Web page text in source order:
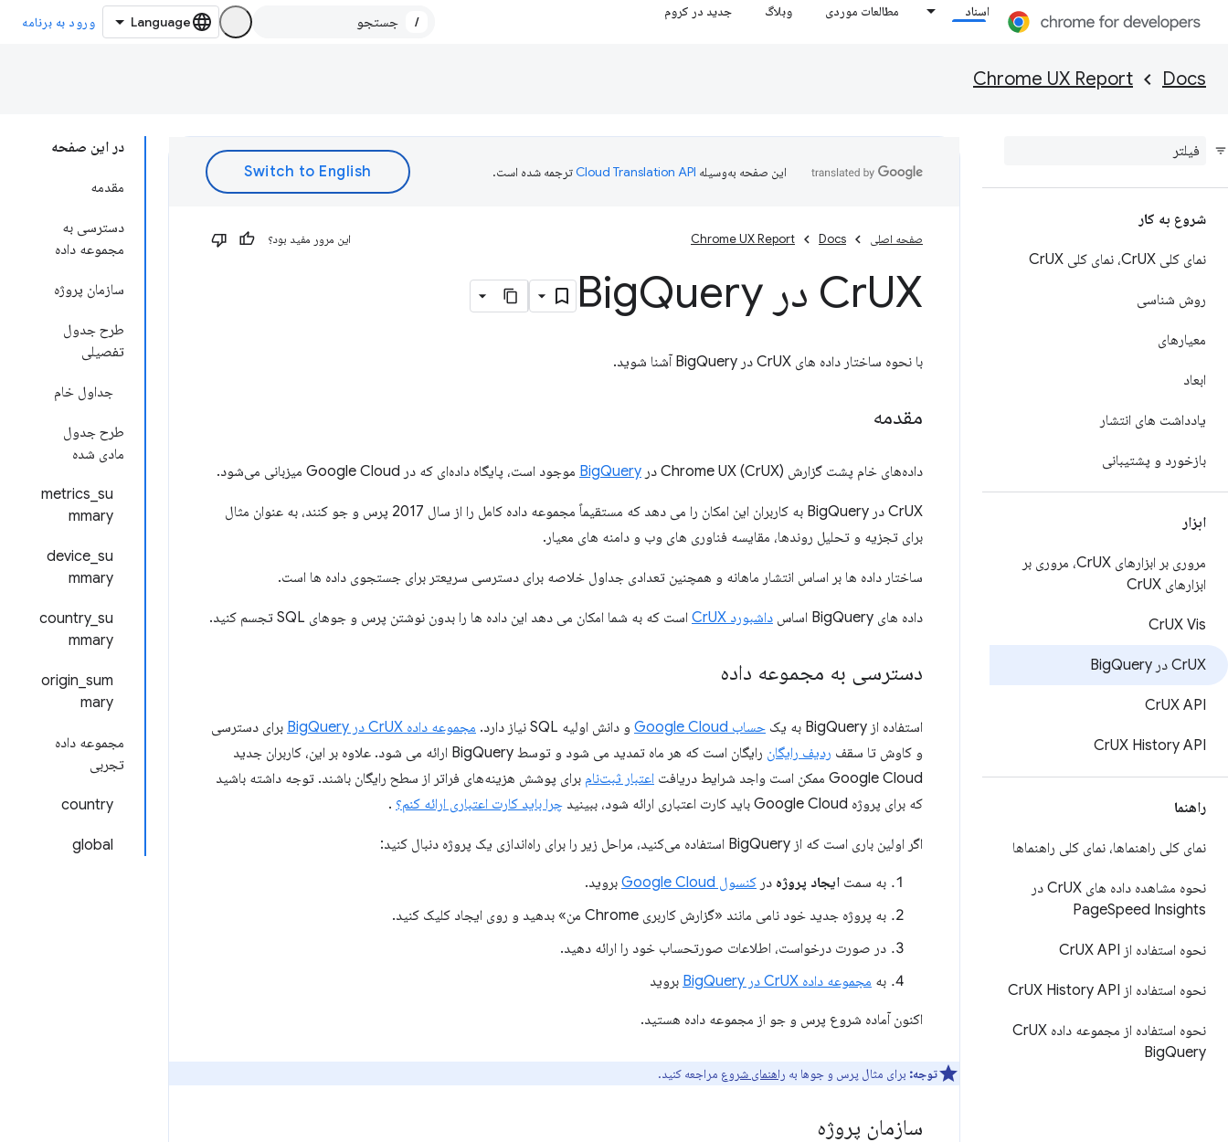
اسناد مطالعات موردی وبلاگ جدید در کروم
/ ورود به برنامه
Docs
Chrome UX Report
شروع به کار
نمای کلی Cr UX، نمای کلی Cr UX
روش شناسی
معیارهای
ابعاد
یادداشت های انتشار
بازخورد و پشتیبانی
ابزار
مروری بر ابزارهای Cr
UX، مروری بر
ابزارهای Cr UX
CrUX Vis
CrUX در Big Query
CrUX API
CrUX History API
راهنما
نمای کلی راهنماها، نمای کلی راهنماها
نحوه مشاهده داده های Cr
UX در
PageSpeed ​​Insights
نحوه استفاده از Cr UX API
نحوه استفاده از Cr UX History API
نحوه استفاده از مجموعه داده Cr UX
BigQuery
در این صفحه
مقدمه
دسترسی به
مجموعه داده
سازمان پروژه
طرح جدول
تفصیلی
جداول خام
طرح جدول
مادی شده
metrics_su
mmary
device_su
mmary
country_su
mmary
origin_sum
mary
مجموعه داده
تجربی
country
global
این صفحه به‌وسیله ترجمه شده است.
صفحه اصلی Docs
Chrome UX Report این مرور مفید بود؟
CrUX در Big Query
با نحوه ساختار داده های CrUX در BigQuery آشنا شوید.
مقدمه
داده‌های خام پشت گزارش Chrome UX (CrUX) در BigQuery موجود است، پایگاه داده‌ای که در Google Cloud میزبانی می‌شود.
CrUX در BigQuery به کاربران این امکان را می دهد که مستقیماً مجموعه داده کامل را از سال 2017 پرس و جو کنند، به عنوان مثال
برای تجزیه و تحلیل روندها، مقایسه فناوری های وب و دامنه های معیار.
ساختار داده ها بر اساس انتشار ماهانه و همچنین تعدادی جداول خلاصه برای دسترسی سریعتر برای جستجوی داده ها است.
داده های BigQuery اساس داشبورد CrUX است که به شما امکان می دهد این داده ها را بدون نوشتن پرس و جوهای SQL تجسم کنید.
دسترسی به مجموعه داده
استفاده از BigQuery به یک حساب Google Cloud و دانش اولیه SQL نیاز دارد. مجموعه داده CrUX در BigQuery
برای دسترسی
و کاوش تا سقف ردیف رایگان
رایگان است که هر ماه تمدید می شود و توسط BigQuery ارائه می شود. علاوه بر این، کاربران جدید
Google Cloud ممکن است واجد شرایط دریافت
اعتبار ثبت‌نام برای پوشش هزینه‌های فراتر از سطح رایگان باشند. توجه داشته باشید
که برای پروژه Google Cloud باید کارت اعتباری ارائه شود، ببینید
چرا باید کارت اعتباری ارائه کنم؟ .
اگر اولین باری است که از BigQuery استفاده می‌کنید، مراحل زیر را برای راه‌اندازی یک پروژه دنبال کنید:
به سمت ایجاد پروژه در کنسول Google Cloud
بروید.
به پروژه جدید خود نامی مانند «گزارش کاربری Chrome من» بدهید و روی ایجاد کلیک کنید.
در صورت درخواست، اطلاعات صورتحساب خود را ارائه دهید.
به مجموعه داده CrUX در BigQuery بروید
اکنون آماده شروع پرس و جو از مجموعه داده هستید.
توجه: برای مثال پرس و جوها به راهنمای شروع مراجعه کنید.
سازمان پروژه